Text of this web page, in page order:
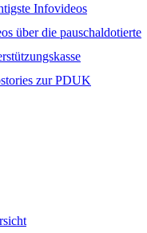
Infovideos
über die pauschaldotierte
zur PDUK